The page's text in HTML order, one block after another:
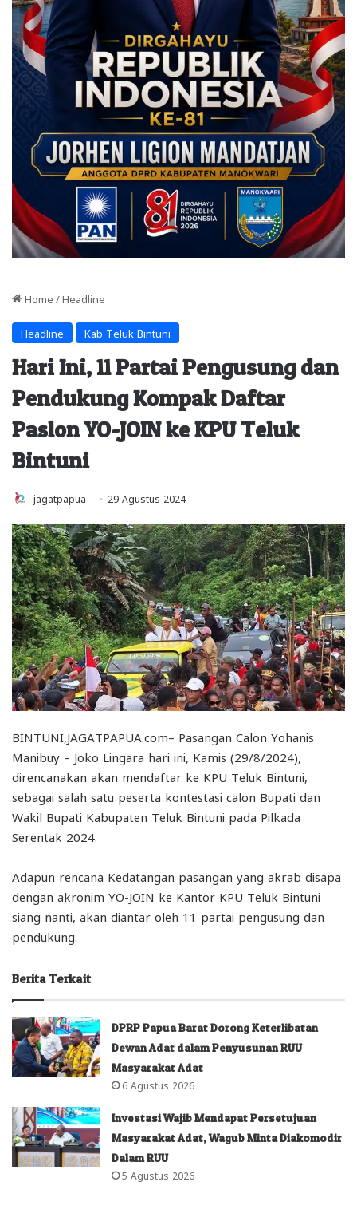
Home / Headline
Headline Kab Teluk Bintuni
Hari Ini, 11 Partai Pengusung dan
Pendukung Kompak Daftar
Paslon YO-JOIN ke KPU Teluk
Bintuni
jagatpapua 29 Agustus 2024
BINTUNI,JAGATPAPUA.com– Pasangan Calon Yohanis
Manibuy – Joko Lingara hari ini, Kamis (29/8/2024),
direncanakan akan mendaftar ke KPU Teluk Bintuni,
sebagai salah satu peserta kontestasi calon Bupati dan
Wakil Bupati Kabupaten Teluk Bintuni pada Pilkada
Serentak 2024.
Adapun rencana Kedatangan pasangan yang akrab disapa
dengan akronim YO-JOIN ke Kantor KPU Teluk Bintuni
siang nanti, akan diantar oleh 11 partai pengusung dan
pendukung.
Berita Terkait
DPRP Papua Barat Dorong Keterlibatan
Dewan Adat dalam Penyusunan RUU
Masyarakat Adat
6 Agustus 2026
Investasi Wajib Mendapat Persetujuan
Masyarakat Adat, Wagub Minta Diakomodir
Dalam RUU
5 Agustus 2026